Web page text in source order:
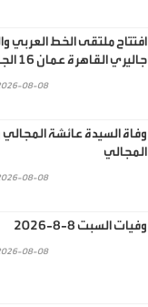
افتتاح ملتقى الخط العربي
جاليري القاهرة عمان 16 الجاري
08-08
وفاة السيدة عائشة المجالي
المجالي
08-08
وفيات السبت 8-8-2026
08-08